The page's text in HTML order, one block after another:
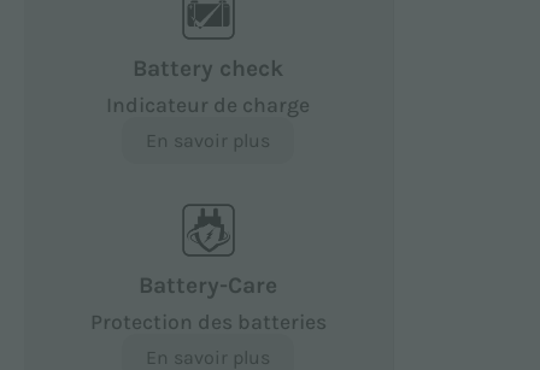
Battery check
Indicateur de charge
En savoir plus
Battery-Care
Protection des batteries
En savoir plus